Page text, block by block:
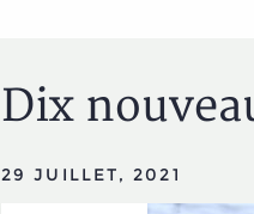
Dix
29 JUILLET, 2021